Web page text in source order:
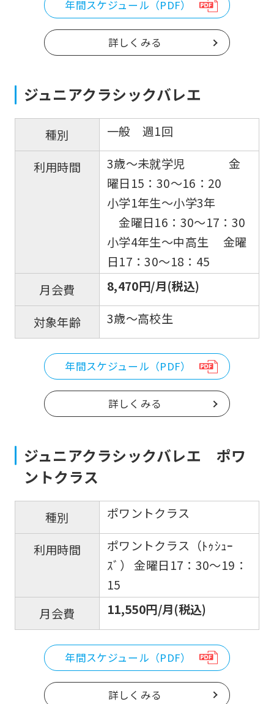
年間スケジュール（PDF）
詳しくみる
ジュニアクラシックバレエ
種別 一般 週1回
利用時間
3歳〜未就学児 金
曜日15：30〜16：20
小学1年生〜小学3年
金曜日16：30〜17：30
小学4年生〜中高生 金曜
日17：30〜18：45
月会費
8,470円/月(税込)
対象年齢 3歳～高校生
年間スケジュール（PDF）
詳しくみる
ジュニアクラシックバレエ ポワ
ントクラス
種別 ポワントクラス
利用時間
ポワントクラス（ﾄｩｼｭｰ
ｽﾞ） 金曜日17：30～19：
15
月会費
11,550円/月(税込)
年間スケジュール（PDF）
詳しくみる